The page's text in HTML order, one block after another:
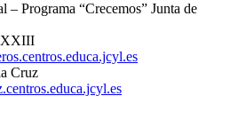
– Programa “Crecemos” Junta de
XXIII
Cruz